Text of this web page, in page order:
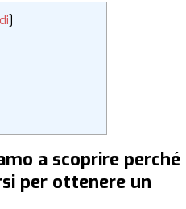
]
a scoprire perché
per ottenere un